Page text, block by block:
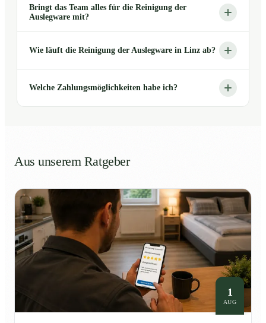
Bringt das Team alles für die Reinigung der
Auslegware mit?
Wie läuft die Reinigung der Auslegware in Linz ab?
Welche Zahlungsmöglichkeiten habe ich?
Aus unserem Ratgeber
1
AUG